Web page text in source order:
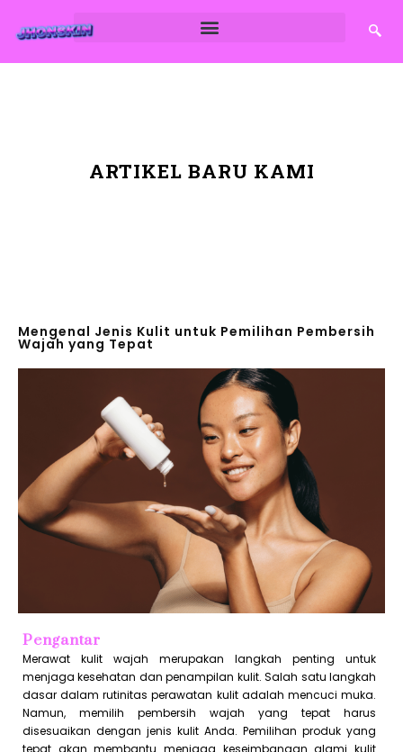
ARTIKEL BARU KAMI
Mengenal Jenis Kulit untuk Pemilihan Pembersih
Wajah yang Tepat
Pengantar
Merawat kulit wajah merupakan langkah penting untuk
menjaga kesehatan dan penampilan kulit. Salah satu langkah
dasar dalam rutinitas perawatan kulit adalah mencuci muka.
Namun, memilih pembersih wajah yang tepat harus
disesuaikan dengan jenis kulit Anda. Pemilihan produk yang
tepat akan membantu menjaga keseimbangan alami kulit